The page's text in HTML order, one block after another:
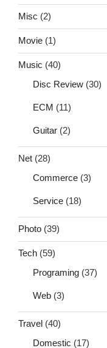
Misc (2)
Movie (1)
Music (40)
Disc Review (30)
ECM (11)
Guitar (2)
Net (28)
Commerce (3)
Service (18)
Photo (39)
Tech (59)
Programing (37)
Web (3)
Travel (40)
Domestic (17)